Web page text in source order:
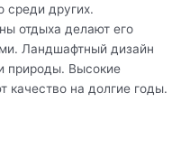
среди других.
отдыха делают его
Ландшафтный дизайн
природы. Высокие
качество на долгие годы.